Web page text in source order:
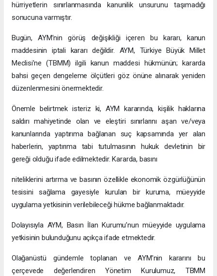
hürriyetlerin sınırlanmasında kanunilik unsurunu taşımadığı
sonucuna varmıştır.
Bugün, AYM’nin görüş değişikliği içeren bu kararı, kanun
maddesinin iptali kararı değildir. AYM, Türkiye Büyük Millet
Meclisi’ne (TBMM) ilgili kanun maddesi hükmünün; kararda
bahsi geçen dengeleme ölçütleri göz önüne alınarak yeniden
düzenlenmesini önermektedir.
Önemle belirtmek isteriz ki, AYM kararında, kişilik haklarına
saldırı mahiyetinde olan ve eleştiri sınırlarını aşan ve/veya
kanunlarında yaptırıma bağlanan suç kapsamında yer alan
haberlerin, yaptırıma tabi tutulmasının hukuk devletinin bir
gereği olduğu ifade edilmektedir. Kararda, basını
niteliklerini artırma ve basının özellikle ekonomik özgürlüğünün
tesisini sağlama gayesiyle kurulan bir kuruma, müeyyide
uygulama yetkisinin verilebileceği hükme bağlanmaktadır.
Dolayısıyla AYM, Basın İlan Kurumu’nun müeyyide uygulama
yetkisinin bulunduğunu açıkça ifade etmektedir.
Olağanüstü gündemle toplanan ve AYM’nin kararını bu
çerçevede değerlendiren Yönetim Kurulumuz, TBMM